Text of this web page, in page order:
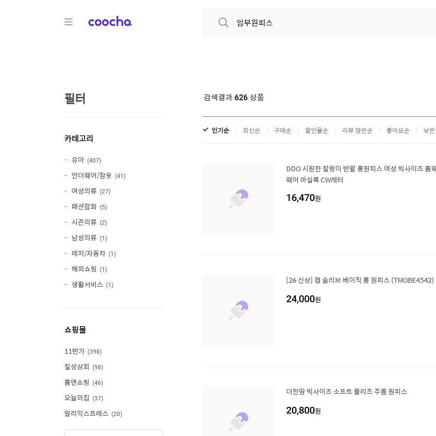
COOCHA
필터
카테고리
유아 407
언더웨어/잠옷 41
여성의류 27
패션잡화 5
시즌의류 2
남성의류 1
레저/자동차 1
해외쇼핑 1
생활서비스 1
쇼핑몰
11번가 398
칠성상회 98
홈앤쇼핑 46
오늘의집 37
알리익스프레스 20
검색결과 626 상품
인기순 최신순 구매순 할인율순 리뷰 많은순 좋아요순 낮
DDO 시원한 찰랑이 반팔 롱원피스 여성 빅사이즈 홈
웨어 마실룩 CW레터
16,470원
[26 신상] 캡 슬리브 베이직 롱 원피스 (TMOBE4542)
24,000원
더한땀 빅사이즈 소프트 플리츠 주름 원피스
20,800원